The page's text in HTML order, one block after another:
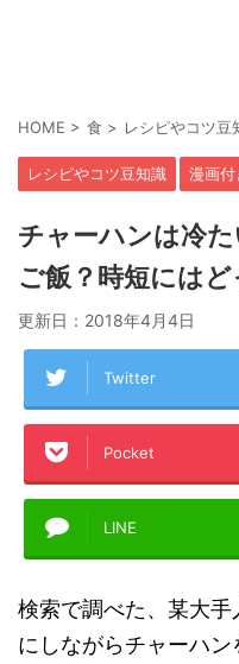
HOME > 食 > レシピやコツ豆
レシピやコツ豆知識 漫画付
チャーハンは冷
ご飯？時短にはど
更新日： 2018年4月4日
Twitter
Pocket
LINE
検索で調べた、某大
にしながらチャーハン